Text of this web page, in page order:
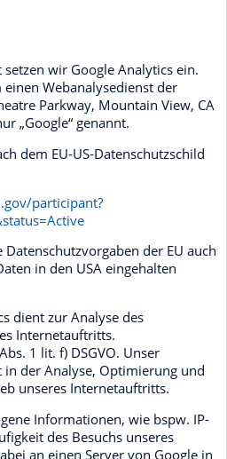
wir Google Analytics ein.
Webanalysedienst der
Parkway, Mountain View, CA
„Google“ genannt.
dem EU-US-Datenschutzschild
participant?
der EU auch
in den USA eingehalten
dient zur Analyse des
Internetauftritts.
1 lit. f) DSGVO. Unser
in der Analyse, Optimierung und
unseres Internetauftritts.
Informationen, wie bspw. IP-
des Besuchs unseres
an einen Server von Google in